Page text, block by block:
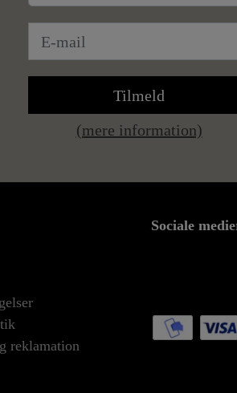
Tilmeld
(mere information)
reklamation
Sociale